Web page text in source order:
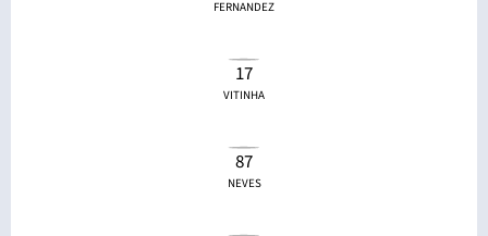
FERNANDEZ
17
VITINHA
87
NEVES